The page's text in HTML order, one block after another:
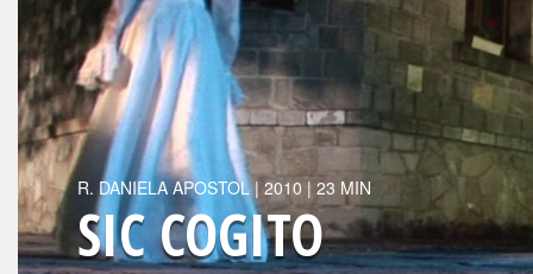
R. DANIELA APOSTOL|2010 | 23 MIN
SIC COGITO